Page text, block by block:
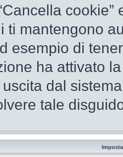
ti mantengono
esempio di
ha attivato
dal
tale